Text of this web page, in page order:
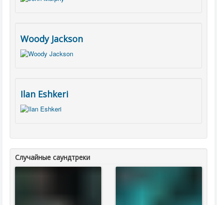
Woody Jackson
Ilan Eshkeri
Случайные саундтреки